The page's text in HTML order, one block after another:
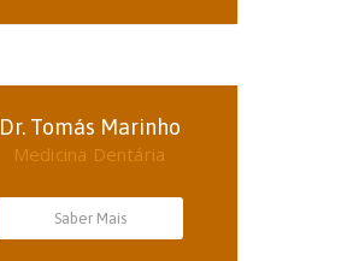
Dr. Tomás Marinho
Medicina Dentária
Saber Mais